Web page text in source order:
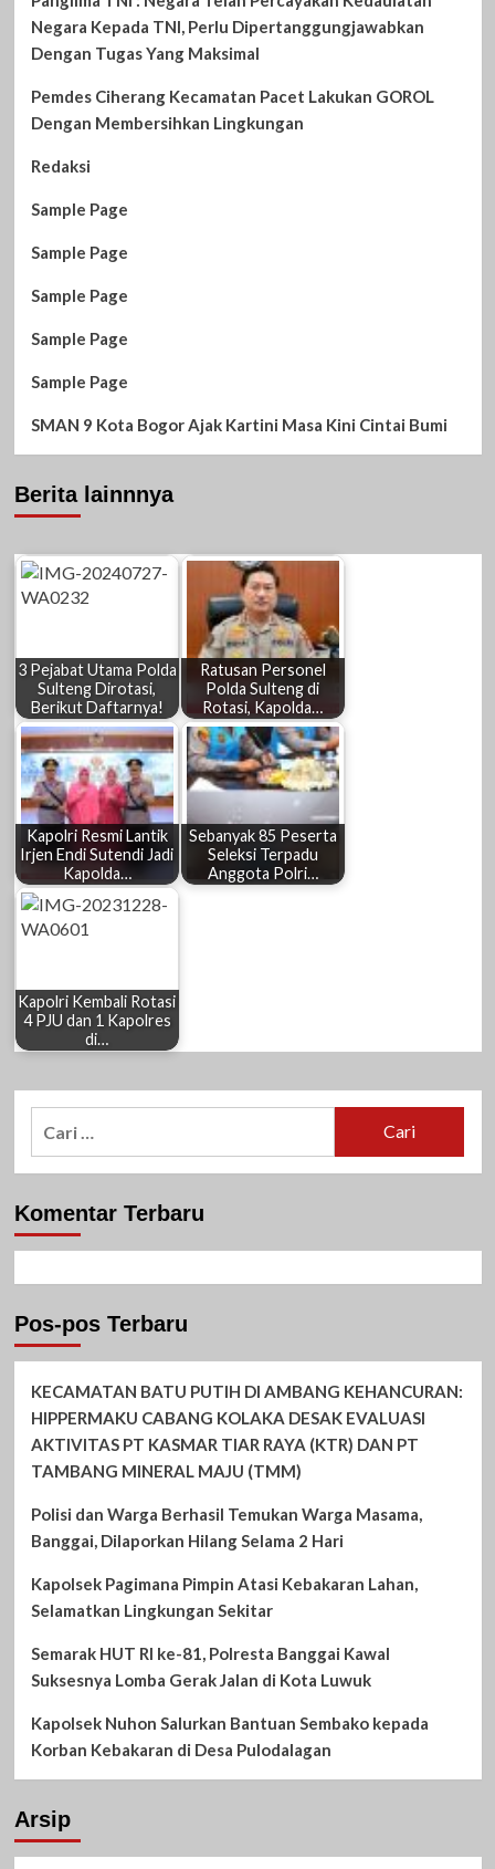
Negara Kepada TNI, Perlu Dipertanggungjawabkan
Dengan Tugas Yang Maksimal
Pemdes Ciherang Kecamatan Pacet Lakukan GOROL
Dengan Membersihkan Lingkungan
Redaksi
Sample Page
Sample Page
Sample Page
Sample Page
Sample Page
SMAN 9 Kota Bogor Ajak Kartini Masa Kini Cintai Bumi
Berita lainnnya
3 Pejabat Utama Polda
Sulteng Dirotasi,
Berikut Daftarnya!
Ratusan Personel
Polda Sulteng di
Rotasi, Kapolda…
Kapolri Resmi Lantik
Irjen Endi Sutendi Jadi
Kapolda…
Sebanyak 85 Peserta
Seleksi Terpadu
Anggota Polri…
Kapolri Kembali Rotasi
4 PJU dan 1 Kapolres
di…
Komentar Terbaru
Pos-pos Terbaru
KECAMATAN BATU PUTIH DI AMBANG KEHANCURAN:
HIPPERMAKU CABANG KOLAKA DESAK EVALUASI
AKTIVITAS PT KASMAR TIAR RAYA (KTR) DAN PT
TAMBANG MINERAL MAJU (TMM)
Polisi dan Warga Berhasil Temukan Warga Masama,
Banggai, Dilaporkan Hilang Selama 2 Hari
Kapolsek Pagimana Pimpin Atasi Kebakaran Lahan,
Selamatkan Lingkungan Sekitar
Semarak HUT RI ke-81, Polresta Banggai Kawal
Suksesnya Lomba Gerak Jalan di Kota Luwuk
Kapolsek Nuhon Salurkan Bantuan Sembako kepada
Korban Kebakaran di Desa Pulodalagan
Arsip